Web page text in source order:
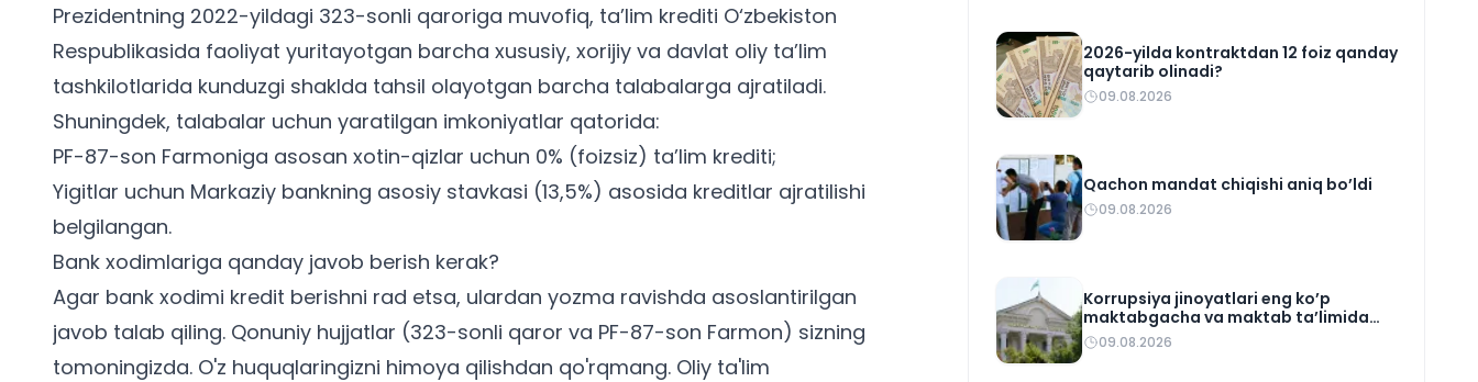
Prezidentning 2022-yildagi 323-sonli qaroriga muvofiq, ta’lim krediti O‘zbekiston
Respublikasida faoliyat yuritayotgan barcha xususiy, xorijiy va davlat oliy ta’lim
tashkilotlarida kunduzgi shaklda tahsil olayotgan barcha talabalarga ajratiladi.
Shuningdek, talabalar uchun yaratilgan imkoniyatlar qatorida:
PF-87-son Farmoniga asosan xotin-qizlar uchun 0% (foizsiz) ta’lim krediti;
Yigitlar uchun Markaziy bankning asosiy stavkasi (13,5%) asosida kreditlar ajratilishi
belgilangan.
Bank xodimlariga qanday javob berish kerak?
Agar bank xodimi kredit berishni rad etsa, ulardan yozma ravishda asoslantirilgan
javob talab qiling. Qonuniy hujjatlar (323-sonli qaror va PF-87-son Farmon) sizning
tomoningizda. O'z huquqlaringizni himoya qilishdan qo'rqmang. Oliy ta'lim
2026-yilda kontraktdan 12 foiz qanday
qaytarib olinadi?
09.08.2026
Qachon mandat chiqishi aniq bo’ldi
09.08.2026
Korrupsiya jinoyatlari eng ko’p
maktabgacha va maktab ta’limida
qayd etildi
09.08.2026